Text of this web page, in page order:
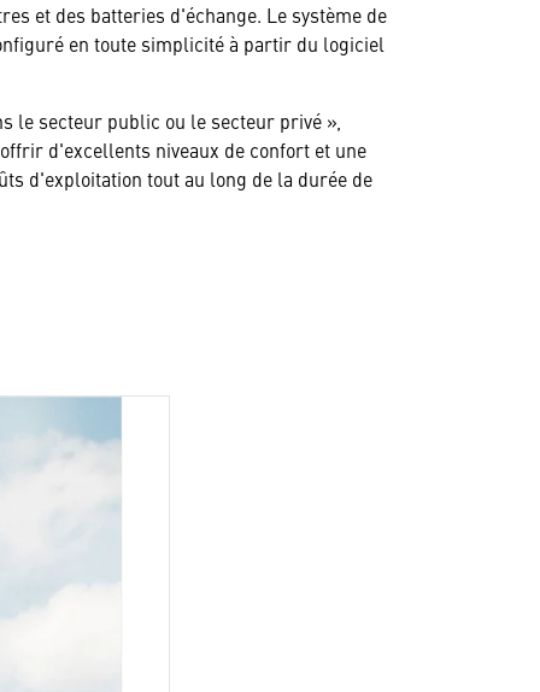
et des batteries d'échange. Le système de
en toute simplicité à partir du logiciel
le secteur public ou le secteur privé »,
d'excellents niveaux de confort et une
d'exploitation tout au long de la durée de